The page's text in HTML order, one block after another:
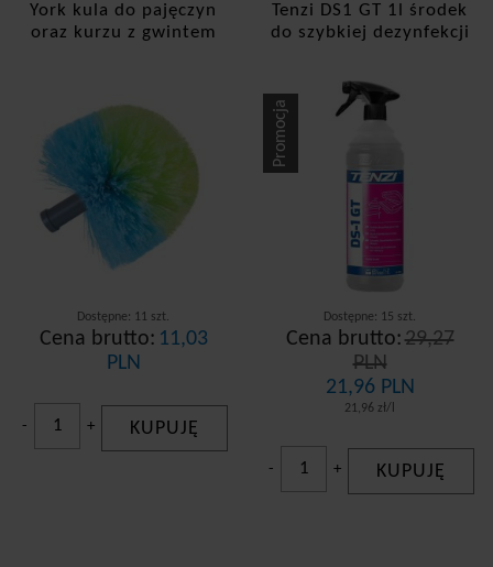
York kula do pajęczyn
oraz kurzu z gwintem
Dostępne: 11 szt.
Cena brutto: 11,03
PLN
- + KUPUJĘ
Tenzi DS1 GT 1l środek
do szybkiej dezynfekcji
Dostępne: 15 szt.
Cena brutto: 29,27
PLN
21,96 PLN
21,96 zł/l
Promocja
- + KUPUJĘ